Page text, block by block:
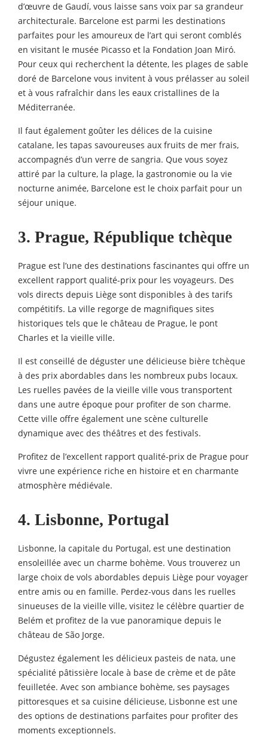
d’œuvre de Gaudí, vous laisse sans voix par sa grandeur
architecturale. Barcelone est parmi les destinations
parfaites pour les amoureux de l’art qui seront comblés
en visitant le musée Picasso et la Fondation Joan Miró.
Pour ceux qui recherchent la détente, les plages de sable
doré de Barcelone vous invitent à vous prélasser au soleil
et à vous rafraîchir dans les eaux cristallines de la
Méditerranée.
Il faut également goûter les délices de la cuisine
catalane, les tapas savoureuses aux fruits de mer frais,
accompagnés d’un verre de sangria. Que vous soyez
attiré par la culture, la plage, la gastronomie ou la vie
nocturne animée, Barcelone est le choix parfait pour un
séjour unique.
3. Prague, République tchèque
Prague est l’une des destinations fascinantes qui offre un
excellent rapport qualité-prix pour les voyageurs. Des
vols directs depuis Liège sont disponibles à des tarifs
compétitifs. La ville regorge de magnifiques sites
historiques tels que le château de Prague, le pont
Charles et la vieille ville.
Il est conseillé de déguster une délicieuse bière tchèque
à des prix abordables dans les nombreux pubs locaux.
Les ruelles pavées de la vieille ville vous transportent
dans une autre époque pour profiter de son charme.
Cette ville offre également une scène culturelle
dynamique avec des théâtres et des festivals.
Profitez de l’excellent rapport qualité-prix de Prague pour
vivre une expérience riche en histoire et en charmante
atmosphère médiévale.
4. Lisbonne, Portugal
Lisbonne, la capitale du Portugal, est une destination
ensoleillée avec un charme bohème. Vous trouverez un
large choix de vols abordables depuis Liège pour voyager
entre amis ou en famille. Perdez-vous dans les ruelles
sinueuses de la vieille ville, visitez le célèbre quartier de
Belém et profitez de la vue panoramique depuis le
château de São Jorge.
Dégustez également les délicieux pasteis de nata, une
spécialité pâtissière locale à base de crème et de pâte
feuilletée. Avec son ambiance bohème, ses paysages
pittoresques et sa cuisine délicieuse, Lisbonne est une
des options de destinations parfaites pour profiter des
moments exceptionnels.